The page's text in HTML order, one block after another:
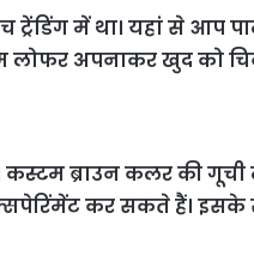
में था। यहां से आप
लोफर अपनाकर खुद को
ब्राउन कलर की गूची
कर सकते हैं।